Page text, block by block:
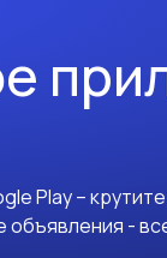
Play –
-